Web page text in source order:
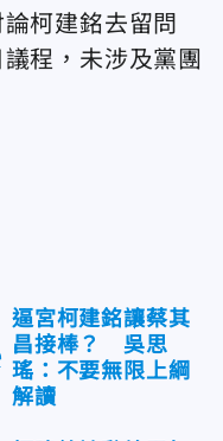
柯建銘去留問
程，未涉及黨團
逼宮柯建銘讓蔡其
昌接棒？ 吳思
瑤：不要無限上綱
解讀